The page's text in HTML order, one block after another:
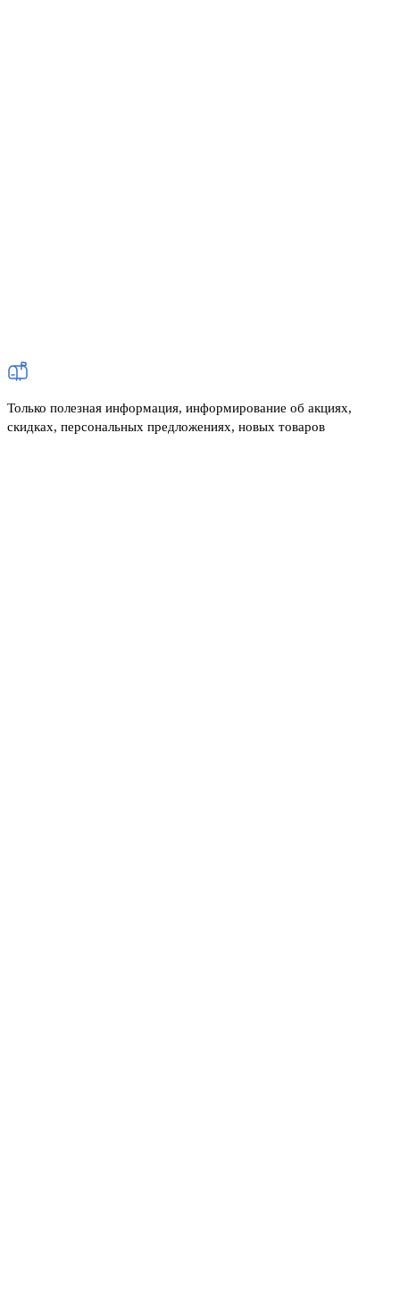
Только полезная информация, информирование об акциях,
скидках, персональных предложениях, новых товаров